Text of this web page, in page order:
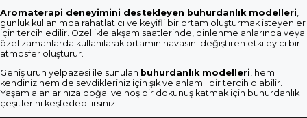
Aromaterapi deneyimini destekleyen buhurdanlık modelleri,
günlük kullanımda rahatlatıcı ve keyifli bir ortam oluşturmak isteyenler
için tercih edilir. Özellikle akşam saatlerinde, dinlenme anlarında veya
özel zamanlarda kullanılarak ortamın havasını değiştiren etkileyici bir
atmosfer oluşturur.
Geniş ürün yelpazesi ile sunulan buhurdanlık modelleri, hem
kendiniz hem de sevdikleriniz için şık ve anlamlı bir tercih olabilir.
Yaşam alanlarınıza doğal ve hoş bir dokunuş katmak için buhurdanlık
çeşitlerini keşfedebilirsiniz.